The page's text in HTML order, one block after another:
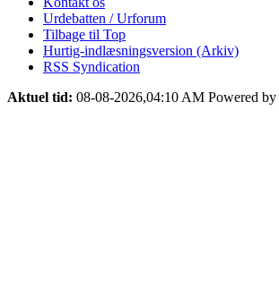
Urdebatten / Urforum
Tilbage til Top
Hurtig-indlæsningsversion (Arkiv)
RSS Syndication
Aktuel tid: 08-08-2026,04:10 AM Powered by